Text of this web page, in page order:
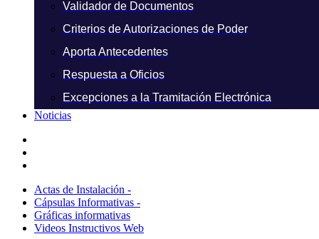
Validador de Documentos
Criterios de Autorizaciones de Poder
Aporta Antecedentes
Respuesta a Oficios
Excepciones a la Tramitación Electrónica
Noticias
Actas de Instalación -
Cápsulas Informativas -
Gráficas informativas
Videos Instructivos Web